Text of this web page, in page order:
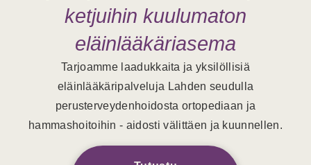
ketjuihin kuulumaton
eläinlääkäriasema
Tarjoamme laadukkaita ja yksilöllisiä
eläinlääkäripalveluja Lahden seudulla
perusterveydenhoidosta ortopediaan ja
hammashoitoihin - aidosti välittäen ja kuunnellen.